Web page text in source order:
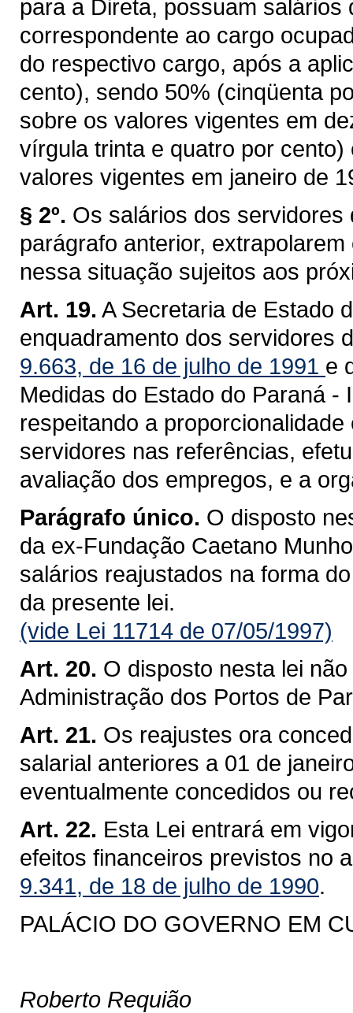
para a Direta, possuam
correspondente ao cargo
do respectivo cargo, após a
cento), sendo 50% (cinqüenta
sobre os valores vigentes em
vírgula trinta e quatro por
valores vigentes em janeiro de
§ 2º. Os salários dos
parágrafo anterior,
nessa situação sujeitos aos
Art. 19. A Secretaria de Estado
enquadramento dos servidores
9.663, de 16 de julho de 1991 e
Medidas do Estado do Paraná -
respeitando a
servidores nas referências,
avaliação dos empregos, e a
Parágrafo único. O disposto
da ex-Fundação Caetano
salários reajustados na forma
da presente lei.
(vide Lei 11714 de 07/05/1997)
Art. 20. O disposto nesta lei
Administração dos Portos de
Art. 21. Os reajustes ora
salarial anteriores a 01 de
eventualmente concedidos ou
Art. 22. Esta Lei entrará em
efeitos financeiros previstos no
9.341, de 18 de julho de 1990.
PALÁCIO DO GOVERNO EM
Roberto Requião